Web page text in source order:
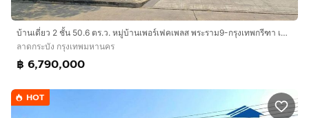
บ้านเดี่ยว 2 ชั้น 50.6 ตร.ว. หมู่บ้านเพอร์เฟคเพลส พระราม9-กรุงเทพกรีฑา เฟส2 ถนนศรีนครินทร์-ร่มเกล้า ถนนกรุงเทพกรีฑาตัดใหม่
ลาดกระบัง กรุงเทพมหานคร
฿ 6,790,000
HOT